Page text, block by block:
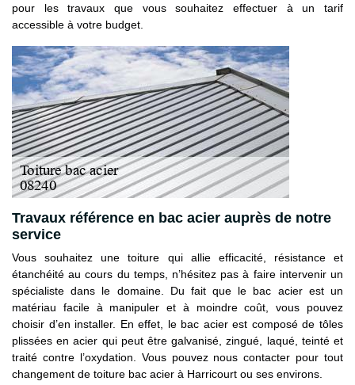
pour les travaux que vous souhaitez effectuer à un tarif
accessible à votre budget.
Travaux référence en bac acier auprès de notre
service
Vous souhaitez une toiture qui allie efficacité, résistance et
étanchéité au cours du temps, n’hésitez pas à faire intervenir un
spécialiste dans le domaine. Du fait que le bac acier est un
matériau facile à manipuler et à moindre coût, vous pouvez
choisir d’en installer. En effet, le bac acier est composé de tôles
plissées en acier qui peut être galvanisé, zingué, laqué, teinté et
traité contre l’oxydation. Vous pouvez nous contacter pour tout
changement de toiture bac acier à Harricourt ou ses environs.